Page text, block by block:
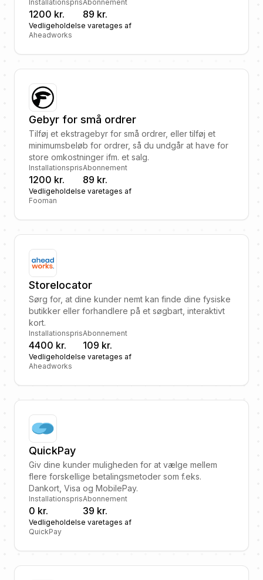
Installationspris
1200 kr.
Abonnement
89 kr.
Vedligeholdelse varetages af
Aheadworks
Gebyr for små ordrer
Tilføj et ekstragebyr for små ordrer, eller tilføj et
minimumsbeløb for ordrer, så du undgår at have for
store omkostninger ifm. et salg.
Installationspris
1200 kr.
Abonnement
89 kr.
Vedligeholdelse varetages af
Fooman
Storelocator
Sørg for, at dine kunder nemt kan finde dine fysiske
butikker eller forhandlere på et søgbart, interaktivt
kort.
Installationspris
4400 kr.
Abonnement
109 kr.
Vedligeholdelse varetages af
Aheadworks
QuickPay
Giv dine kunder muligheden for at vælge mellem
flere forskellige betalingsmetoder som f.eks.
Dankort, Visa og MobilePay.
Installationspris
0 kr.
Abonnement
39 kr.
Vedligeholdelse varetages af
QuickPay